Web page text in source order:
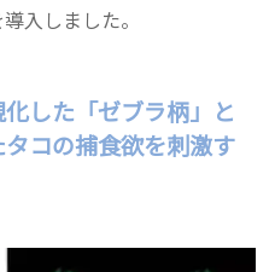
入しました。
した「ゼブラ柄」と
コの捕食欲を刺激す